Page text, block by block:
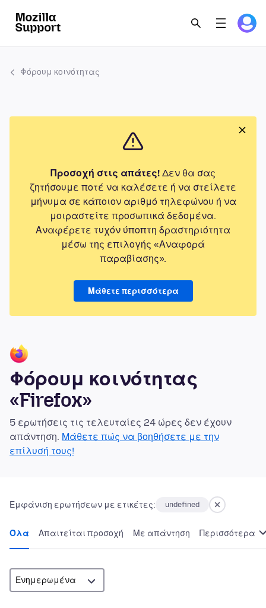
Φόρουμ κοινότητας
Προσοχή στις απάτες! Δεν θα σας
ζητήσουμε ποτέ να καλέσετε ή να στείλετε
μήνυμα σε κάποιον αριθμό τηλεφώνου ή να
μοιραστείτε προσωπικά δεδομένα.
Αναφέρετε τυχόν ύποπτη δραστηριότητα
μέσω της επιλογής «Αναφορά
παραβίασης».
Μάθετε περισσότερα
Φόρουμ κοινότητας
«Firefox»
5 ερωτήσεις τις τελευταίες 24 ώρες δεν έχουν
απάντηση. Μάθετε πώς να βοηθήσετε με την
επίλυσή τους!
Εμφάνιση ερωτήσεων με ετικέτες: undefined
Όλα Απαιτείται προσοχή Με απάντηση Περισσότερα